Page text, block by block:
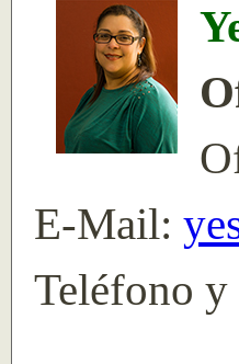
E-Mail:
Teléfono